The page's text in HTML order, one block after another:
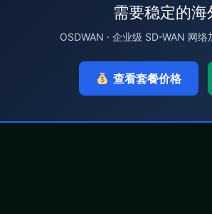
需要稳定的海
OSDWAN · 企业级 SD-WAN 网
查看套餐价格